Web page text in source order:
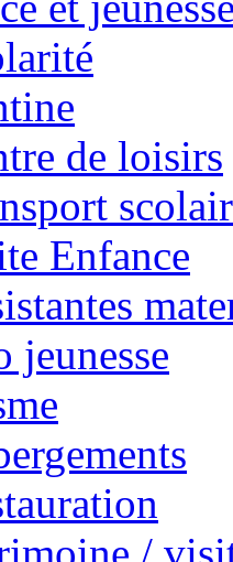
de loisirs
Enfance
jeunesse
/